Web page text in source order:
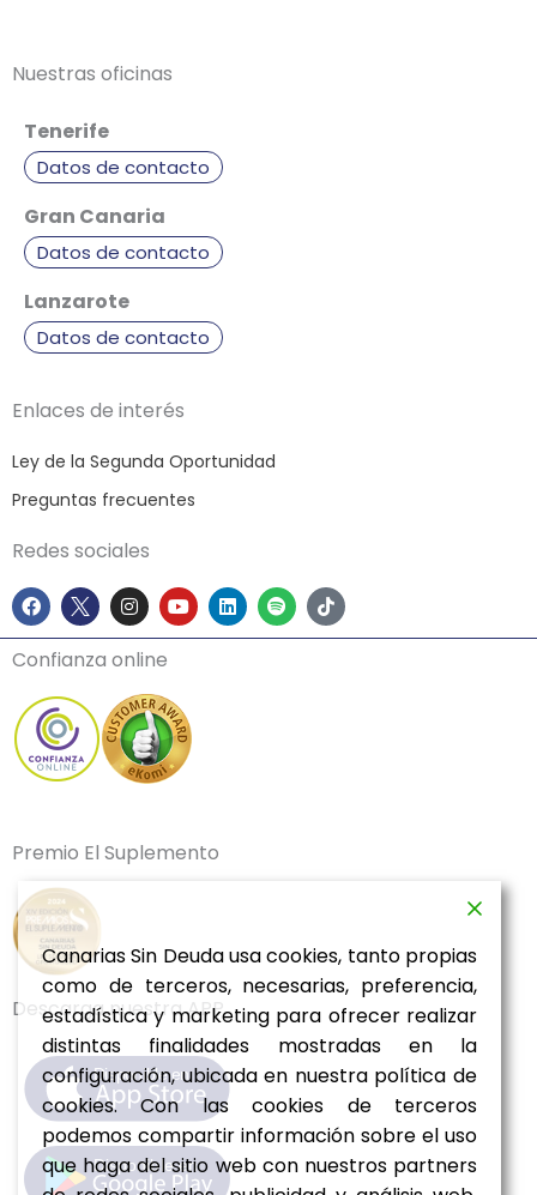
Nuestras oficinas
Tenerife
Datos de contacto
Gran Canaria
Datos de contacto
Lanzarote
Datos de contacto
Enlaces de interés
Ley de la Segunda Oportunidad
Preguntas frecuentes
Redes sociales
F
a
c
e
b
o
k
I
n
s
t
a
g
r
a
m
Y
o
u
e
L
i
n
S
p
o
T
i
k
Confianza online
Premio El Suplemento
Descarga nuestra APP
Canarias Sin Deuda usa cookies, tanto propias
como de terceros, necesarias, preferencia,
estadística y marketing para ofrecer realizar
distintas finalidades mostradas en la
configuración, ubicada en nuestra política de
cookies. Con las cookies de terceros
podemos compartir información sobre el uso
que haga del sitio web con nuestros partners